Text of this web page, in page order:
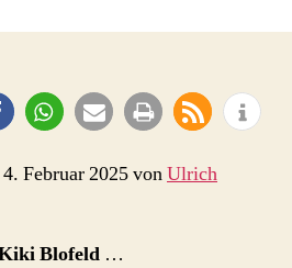
2011)
Februar 2025 vonUlrich
Blofeld …